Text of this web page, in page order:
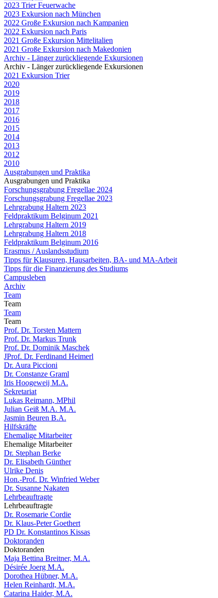
2023 Trier Feuerwache
2023 Exkursion nach München
2022 Große Exkursion nach Kampanien
2022 Exkursion nach Paris
2021 Große Exkursion Mittelitalien
2021 Große Exkursion nach Makedonien
Archiv - Länger zurückliegende Exkursionen
Archiv - Länger zurückliegende Exkursionen
2021 Exkursion Trier
2020
2019
2018
2017
2016
2015
2014
2013
2012
2010
Ausgrabungen und Praktika
Ausgrabungen und Praktika
Forschungsgrabung Fregellae 2024
Forschungsgrabung Fregellae 2023
Lehrgrabung Haltern 2023
Feldpraktikum Belginum 2021
Lehrgrabung Haltern 2019
Lehrgrabung Haltern 2018
Feldpraktikum Belginum 2016
Erasmus / Auslandsstudium
Tipps für Klausuren, Hausarbeiten, BA- und MA-Arbeit
Tipps für die Finanzierung des Studiums
Campusleben
Archiv
Team
Team
Team
Team
Prof. Dr. Torsten Mattern
Prof. Dr. Markus Trunk
Prof. Dr. Dominik Maschek
JProf. Dr. Ferdinand Heimerl
Dr. Aura Piccioni
Dr. Constanze Graml
Iris Hoogeweij M.A.
Sekretariat
Lukas Reimann, MPhil
Julian Geiß M.A. M.A.
Jasmin Beuren B.A.
Hilfskräfte
Ehemalige Mitarbeiter
Ehemalige Mitarbeiter
Dr. Stephan Berke
Dr. Elisabeth Günther
Ulrike Denis
Hon.-Prof. Dr. Winfried Weber
Dr. Susanne Nakaten
Lehrbeauftragte
Lehrbeauftragte
Dr. Rosemarie Cordie
Dr. Klaus-Peter Goethert
PD Dr. Konstantinos Kissas
Doktoranden
Doktoranden
Maja Bettina Breitner, M.A.
Désirée Joerg M.A.
Dorothea Hübner, M.A.
Helen Reinhardt, M.A.
Catarina Haider, M.A.